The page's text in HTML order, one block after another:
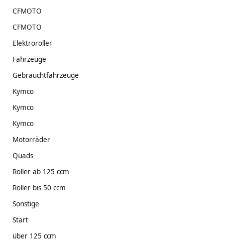
CFMOTO
CFMOTO
Elektroroller
Fahrzeuge
Gebrauchtfahrzeuge
Kymco
Kymco
Kymco
Motorräder
Quads
Roller ab 125 ccm
Roller bis 50 ccm
Sonstige
Start
über 125 ccm